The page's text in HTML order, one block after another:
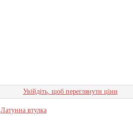
Увійдіть, щоб переглянути ціни
Латунна втулка